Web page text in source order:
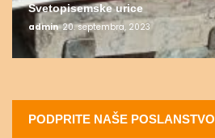
Svetopisemske urice
admin 20. septembra, 2023
PODPRITE NAŠE POSLANSTVO